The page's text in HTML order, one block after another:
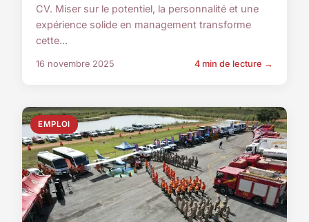
CV. Miser sur le potentiel, la personnalité et une
expérience solide en management transforme
cette...
16 novembre 2025 4 min de lecture →
EMPLOI